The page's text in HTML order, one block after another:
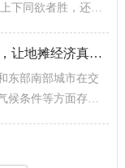
下同欲者胜，还须
...
摊经济真正“活”起来
东部南部城市在交
候条件等方面存在